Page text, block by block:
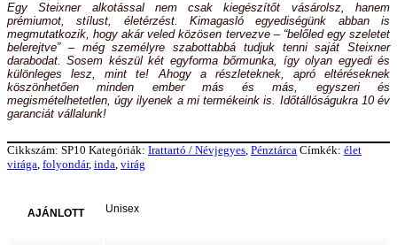
Egy Steixner alkotással nem csak kiegészítőt vásárolsz, hanem
prémiumot, stílust, életérzést. Kimagasló egyediségünk abban is
megmutatkozik, hogy akár veled közösen tervezve – “belőled egy szeletet
belerejtve” – még személyre szabottabbá tudjuk tenni saját Steixner
darabodat. Sosem készül két egyforma bőrmunka, így olyan egyedi és
különleges lesz, mint te! Ahogy a részleteknek, apró eltéréseknek
köszönhetően minden ember más és más, egyszeri és
megismételhetetlen, úgy ilyenek a mi termékeink is. Időtállóságukra 10 év
garanciát vállalunk!
Cikkszám: SP10 Kategóriák: Irattartó / Névjegyes, Pénztárca Címkék: élet
virága, folyondár, inda, virág
AJÁNLOTT Unisex